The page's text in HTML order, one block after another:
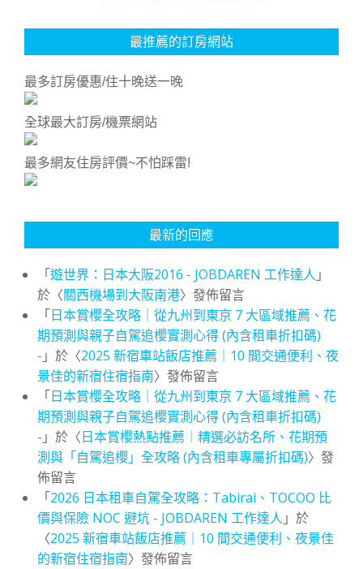
最推薦的訂房網站
最多訂房優惠/住十晚送一晚
全球最大訂房/機票網站
最多網友住房評價~不怕踩雷!
最新的回應
「遊世界：日本大阪2016 - JOBDAREN 工作達人 」
於〈關西機場到大阪南港〉發佈留言
「日本賞櫻全攻略｜從九州到東京 7 大區域推薦、花
期預測與親子自駕追櫻實測心得 (內含租車折扣碼)
- 」於〈2025 新宿車站飯店推薦｜10 間交通便利、夜
景佳的新宿住宿指南〉發佈留言
「日本賞櫻全攻略｜從九州到東京 7 大區域推薦、花
期預測與親子自駕追櫻實測心得 (內含租車折扣碼)
- 」於〈日本賞櫻熱點推薦｜精選必訪名所、花期預
測與「自駕追櫻」全攻略 (內含租車專屬折扣碼)〉發
佈留言
「2026 日本租車自駕全攻略：Tabirai、TOCOO 比
價與保險 NOC 避坑 - JOBDAREN 工作達人 」於
〈2025 新宿車站飯店推薦｜10 間交通便利、夜景佳
的新宿住宿指南〉發佈留言